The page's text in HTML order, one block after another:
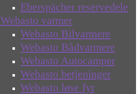
Eberspächer reservedele
Webasto varmer
Webasto Bilvarmere
Webasto Bådvarmere
Webasto Autocamper
Webasto betjeninger
Webasto løse fyr